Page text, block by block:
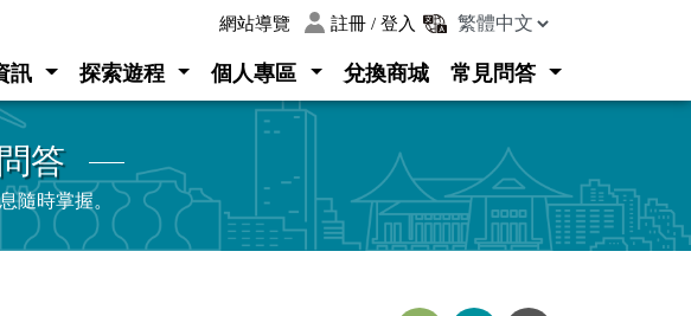
網站導覽 註冊 / 登入
訊 探索遊程 個人專區 兌換商城 常見問答
答
隨時掌握。